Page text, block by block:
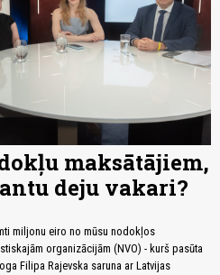
maksātājiem,
deju vakari?
miljonu eiro no mūsu nodokļos
organizācijām (NVO) - kurš pasūta
Filipa Rajevska saruna ar Latvijas